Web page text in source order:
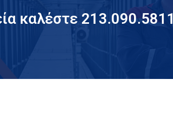
καλέστε 213.090.5811